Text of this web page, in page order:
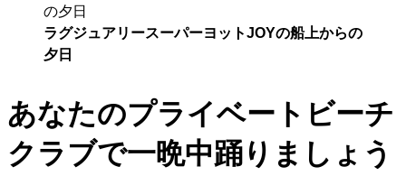
ラグジュアリースーパーヨットJOYの船上からの
夕日
あなたのプライベートビーチ
クラブで一晩中踊りましょう